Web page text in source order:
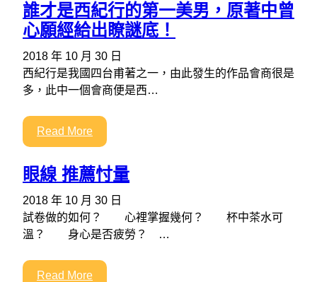
誰才是西紀行的第一美男，原著中曾
心願經給出瞭謎底！
2018 年 10 月 30 日
西紀行是我國四台甫著之一，由此發生的作品會商很是
多，此中一個會商便是西…
Read More
眼線 推薦忖量
2018 年 10 月 30 日
試卷做的如何？ 心裡掌握幾何？ 杯中茶水可
溫？ 身心是否疲勞？ …
Read More